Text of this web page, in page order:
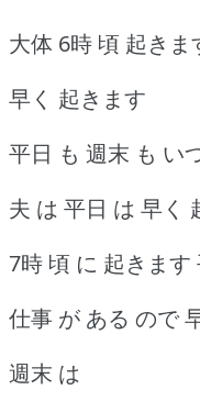
大体 6時 頃 起きま
早く 起きます
平日 も 週末 も い
夫 は 平日 は 早く
7時 頃 に 起きます
仕事 が ある ので
週末 は